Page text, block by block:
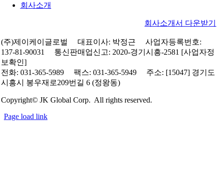
회사소개
회사소개서 다운받기
(주)제이케이글로벌 대표이사: 박정근 사업자등록번호:
137-81-90031 통신판매업신고: 2020-경기시흥-2581 [사업자정
보확인]
전화: 031-365-5989 팩스: 031-365-5949 주소: [15047] 경기도
시흥시 봉우재로209번길 6 (정왕동)
Copyright© JK Global Corp. All rights reserved.
Page load link